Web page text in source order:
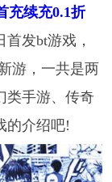
充续充0.1折
发bt游戏，
游，一共是两
类手游、传奇
的介绍吧!